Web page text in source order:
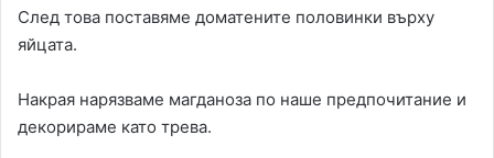
След това поставяме доматените половинки върху
яйцата.
Накрая нарязваме магданоза по наше предпочитание и
декорираме като трева.